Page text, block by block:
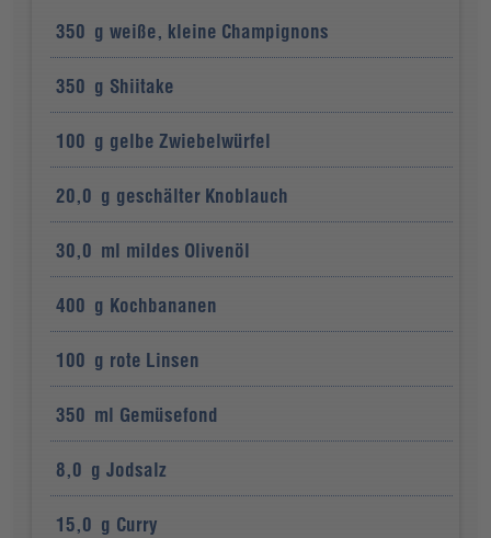
350 g weiße, kleine Champignons
350 g Shiitake
100 g gelbe Zwiebelwürfel
20,0 g geschälter Knoblauch
30,0 ml mildes Olivenöl
400 g Kochbananen
100 g rote Linsen
350 ml Gemüsefond
8,0 g Jodsalz
15,0 g Curry